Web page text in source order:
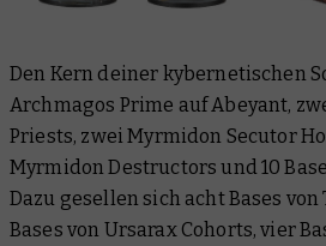
Den Kern deiner kybernetischen
Archmagos Prime auf Abeyant,
Priests, zwei Myrmidon Secutor
Myrmidon Destructors und 10
Dazu gesellen sich acht Bases
Bases von Ursarax Cohorts, vier